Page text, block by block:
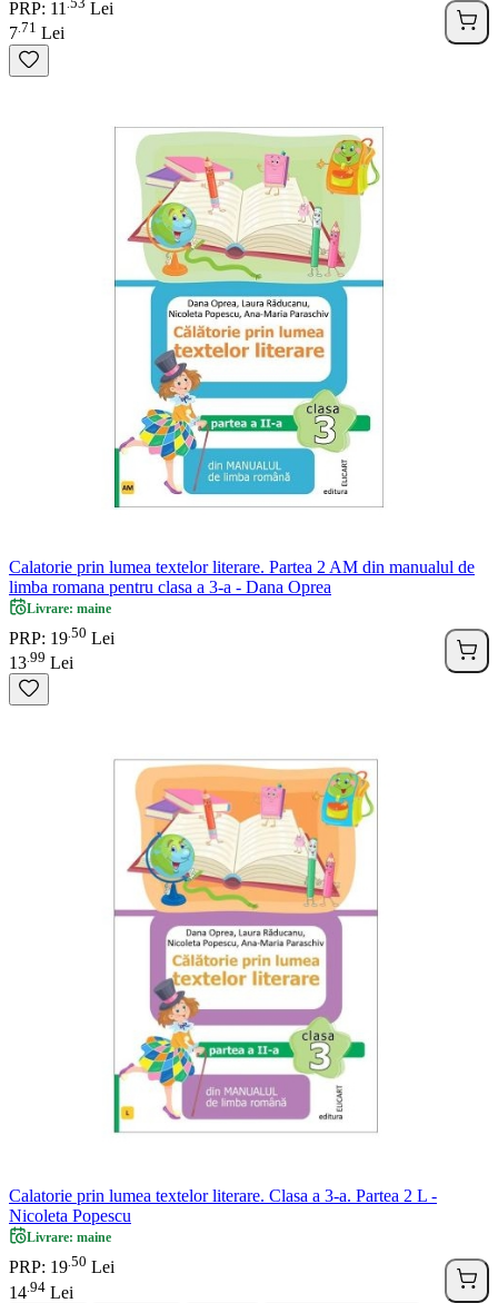
PRP: 11
Lei
7 71 Lei
Calatorie prin lumea textelor literare. Partea 2 AM din manualul de
limba romana pentru clasa a 3-a - Dana Oprea
Livrare: maine
PRP: 19 50 Lei
13 99 Lei
Calatorie prin lumea textelor literare. Clasa a 3-a. Partea 2 L -
Nicoleta Popescu
Livrare: maine
PRP: 19 50 Lei
14 94 Lei